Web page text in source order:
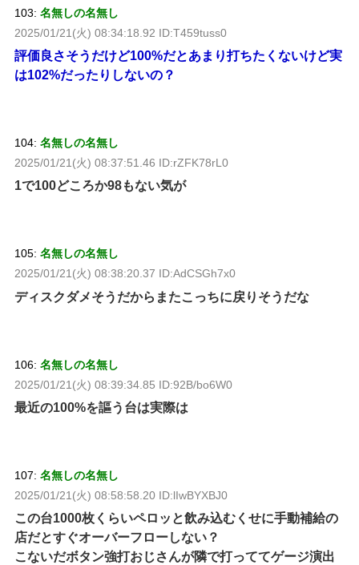
103: 名無しの名無し
2025/01/21(火) 08:34:18.92 ID:T459tuss0
評価良さそうだけど100%だとあまり打ちたくないけど実
は102%だったりしないの？
104: 名無しの名無し
2025/01/21(火) 08:37:51.46 ID:rZFK78rL0
1で100どころか98もない気が
105: 名無しの名無し
2025/01/21(火) 08:38:20.37 ID:AdCSGh7x0
ディスクダメそうだからまたこっちに戻りそうだな
106: 名無しの名無し
2025/01/21(火) 08:39:34.85 ID:92B/bo6W0
最近の100%を謳う台は実際は
107: 名無しの名無し
2025/01/21(火) 08:58:58.20 ID:lIwBYXBJ0
この台1000枚くらいペロッと飲み込むくせに手動補給の
店だとすぐオーバーフローしない？
こないだボタン強打おじさんが隣で打っててゲージ演出